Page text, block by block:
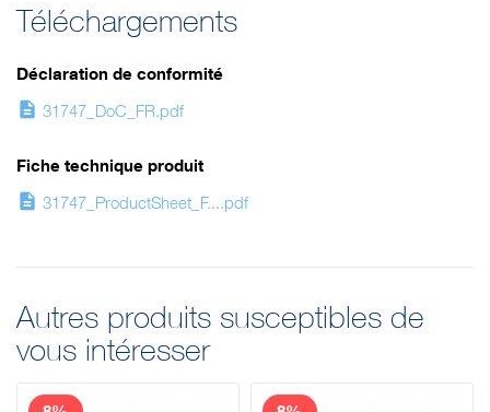
Téléchargements
Déclaration de conformité
description 31747_DoC_FR.pdf
Fiche technique produit
description 31747_ProductSheet_F....pdf
Autres produits susceptibles de
vous intéresser